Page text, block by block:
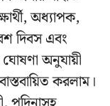
অধ্যাপক,
দিবস এবং
অনুযায়ী
করলাম।